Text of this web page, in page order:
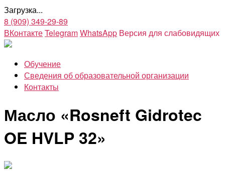
Загрузка...
8 (909) 349-29-89
ВКонтактеTelegramWhatsApp Версия для слабовидящих
Обучение
Сведения об образовательной организации
Контакты
Масло «Rosneft Gidrotec
OE HVLP 32»